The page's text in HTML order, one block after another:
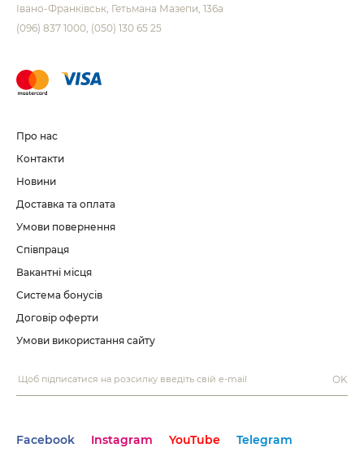
Івано-Франківськ Гетьмана Мазепи, 136а
(096) 837 1000 (050) 130 65 25
Про нас
Контакти
Новини
Доставка та оплата
Умови повернення
Співпраця
Вакантні місця
Система бонусів
Договір оферти
Умови використання сайту
OK
Facebook Instagram YouTube Telegram